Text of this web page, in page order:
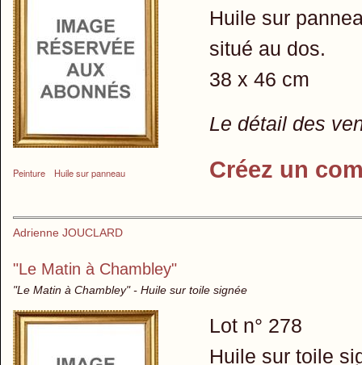
Peinture Huile sur panneau
Huile sur
situé au dos.
38 x 46 cm
Le détail des
Créez un
Adrienne JOUCLARD
"Le Matin à Chambley"
"Le Matin à Chambley" - Huile sur toile signée
Lot n° 278
Huile sur toile